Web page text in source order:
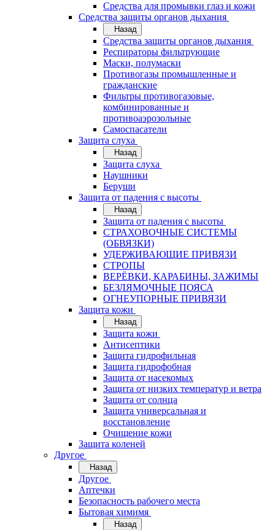
Средства для промывки глаз и кожи
Средства защиты органов дыхания
Назад
Средства защиты органов дыхания
Респираторы фильтрующие
Маски, полумаски
Противогазы промышленные и
гражданские
Фильтры противогазовые,
комбинированные и
противоаэрозольные
Самоспасатели
Защита слуха
Назад
Защита слуха
Наушники
Беруши
Защита от падения с высоты
Назад
Защита от падения с высоты
СТРАХОВОЧНЫЕ СИСТЕМЫ
(ОБВЯЗКИ)
УДЕРЖИВАЮЩИЕ ПРИВЯЗИ
СТРОПЫ
ВЕРЁВКИ, КАРАБИНЫ, ЗАЖИМЫ
БЕЗЛЯМОЧНЫЕ ПОЯСА
ОГНЕУПОРНЫЕ ПРИВЯЗИ
Защита кожи
Назад
Защита кожи
Антисептики
Защита гидрофильная
Защита гидрофобная
Защита от насекомых
Защита от низких температур и ветра
Защита от солнца
Защита универсальная и
восстановление
Очищение кожи
Защита коленей
Другое
Назад
Другое
Аптечки
Безопасность рабочего места
Бытовая химимя
Назад